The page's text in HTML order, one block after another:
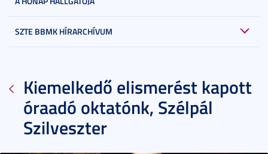
SZTE BBMK HÍRARCHÍVUM
Kiemelkedő elismerést kapott
óraadó oktatónk, Szélpál
Szilveszter